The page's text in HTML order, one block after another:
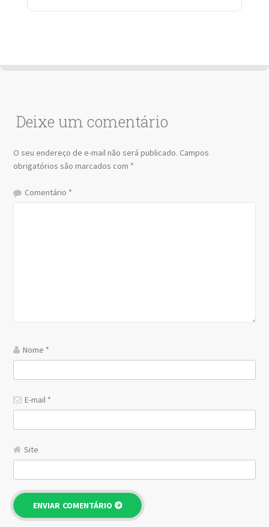
Deixe um comentário
O seu endereço de e-mail não será publicado. Campos
obrigatórios são marcados com *
Comentário *
Nome *
E-mail *
Site